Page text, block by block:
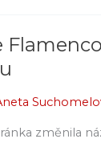
změnila